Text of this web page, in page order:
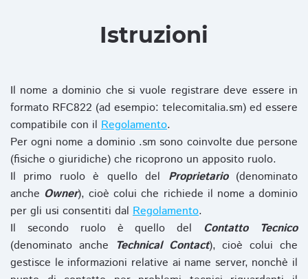
Istruzioni
Il nome a dominio che si vuole registrare deve essere in
formato RFC822 (ad esempio: telecomitalia.sm) ed essere
compatibile con il Regolamento.
Per ogni nome a dominio .sm sono coinvolte due persone
(fisiche o giuridiche) che ricoprono un apposito ruolo.
Il primo ruolo è quello del Proprietario(denominato
anche Owner), cioè colui che richiede il nome a dominio
per gli usi consentiti dal Regolamento.
Il secondo ruolo è quello del Contatto Tecnico
(denominato anche Technical Contact), cioè colui che
gestisce le informazioni relative ai name server, nonchè il